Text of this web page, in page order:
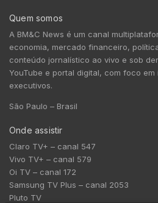
Quem somos
A BM&C News é um canal
economia, mercado financeiro,
conteúdo jornalístico ao vivo e sob
YouTube e portal digital, com foco em
executivos.
São Paulo – Brasil
Onde assistir
Claro TV+ – canal 547
Vivo TV+ – canal 579
Oi TV – canal 172
Samsung TV Plus – canal 2053
Pluto TV